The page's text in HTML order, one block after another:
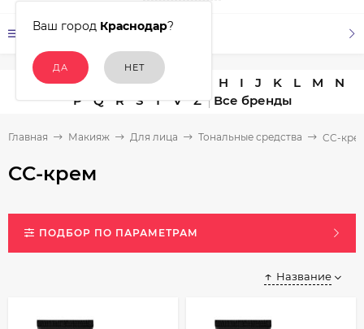
Ваш город Краснодар?
КАТАЛОГ ТОВАРОВ
A C D E H I J K L M
N
P
Q R S T V Z
Главная Макияж Для лица Тональные средства CC-
CC-крем
ПОДБОР ПО ПАРАМЕТРАМ
Название